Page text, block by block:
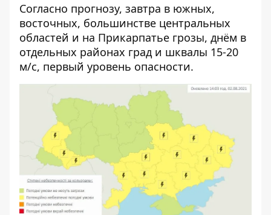
Согласно прогнозу, завтра в южных,
восточных, большинстве центральных
областей и на Прикарпатье грозы, днём в
отдельных районах град и шквалы 15-20
м/с, первый уровень опасности.